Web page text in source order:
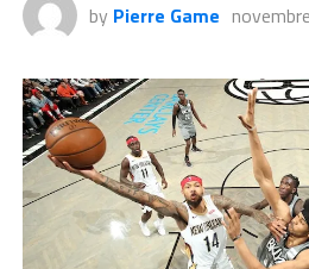
by Pierre Game